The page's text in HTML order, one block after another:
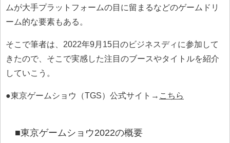
ムが大手プラットフォームの目に留まるなどのゲームドリ
ーム的な要素もある。
そこで筆者は、2022年9月15日のビジネスディに参加して
きたので、そこで実感した注目のブースやタイトルを紹介
していこう。
●東京ゲームショウ（TGS）公式サイト→ こちら
■東京ゲームショウ2022の概要